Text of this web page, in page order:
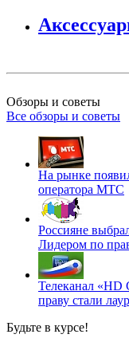
Обзоры и советы
Все обзоры и советы
На рынке
оператора МТС
Россияне
Лидером по
Телеканал
праву стали
Будьте в курсе!